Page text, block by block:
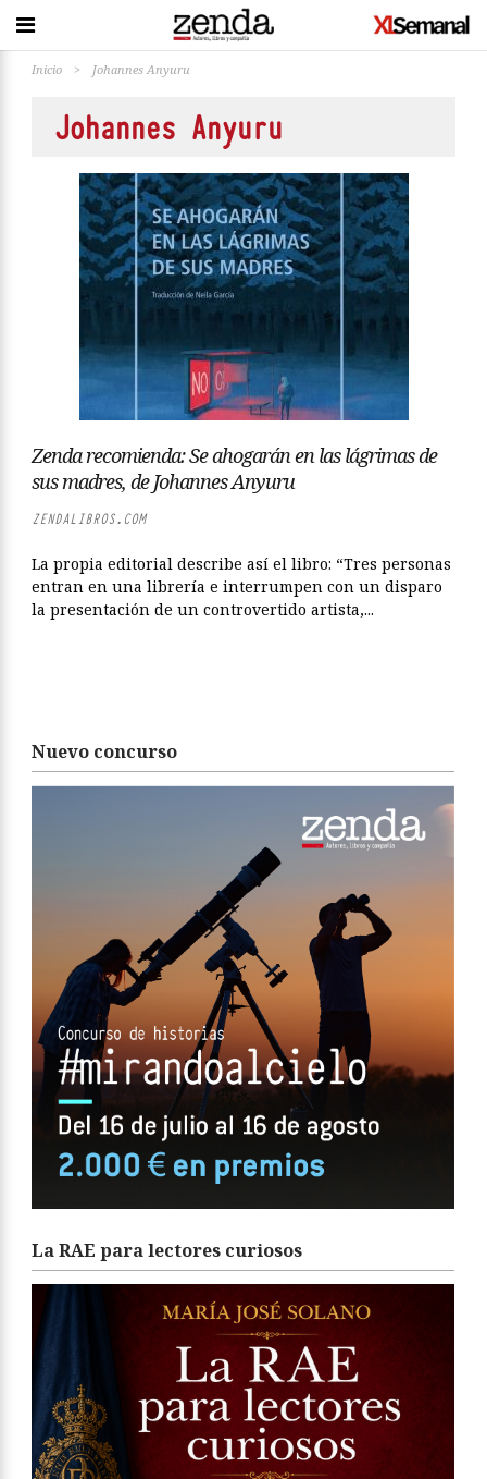
Inicio > Johannes Anyuru
Johannes Anyuru
Zenda recomienda: Se ahogarán en las lágrimas de
sus madres, de Johannes Anyuru
ZENDALIBROS.COM
La propia editorial describe así el libro: “Tres personas
entran en una librería e interrumpen con un disparo
la presentación de un controvertido artista,...
Nuevo concurso
La RAE para lectores curiosos